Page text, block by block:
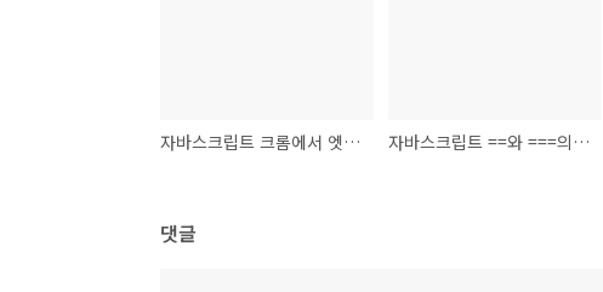
자바스크립트 크롬에서 엣지로 링크 열기 자바스크립트 ==와 ===의 차이점
댓글